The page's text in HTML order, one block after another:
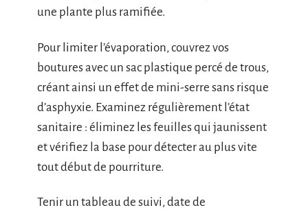
une plante plus ramifiée.
Pour limiter l’évaporation, couvrez vos
boutures avec un sac plastique percé de trous,
créant ainsi un effet de mini-serre sans risque
d’asphyxie. Examinez régulièrement l’état
sanitaire : éliminez les feuilles qui jaunissent
et vérifiez la base pour détecter au plus vite
tout début de pourriture.
Tenir un tableau de suivi, date de